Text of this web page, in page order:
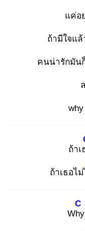
แค่อ
ถ้ามีใจแล้
คนน่ารักมันก็
ถ้าเ
ถ้าเธอไ
Why
C